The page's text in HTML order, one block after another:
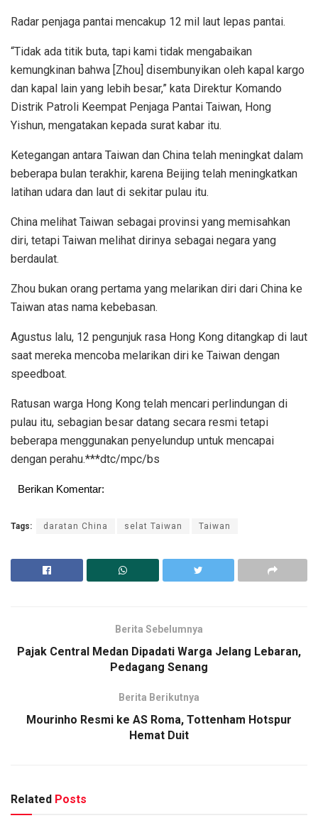
Radar penjaga pantai mencakup 12 mil laut lepas pantai.
“Tidak ada titik buta, tapi kami tidak mengabaikan
kemungkinan bahwa [Zhou] disembunyikan oleh kapal kargo
dan kapal lain yang lebih besar,” kata Direktur Komando
Distrik Patroli Keempat Penjaga Pantai Taiwan, Hong
Yishun, mengatakan kepada surat kabar itu.
Ketegangan antara Taiwan dan China telah meningkat dalam
beberapa bulan terakhir, karena Beijing telah meningkatkan
latihan udara dan laut di sekitar pulau itu.
China melihat Taiwan sebagai provinsi yang memisahkan
diri, tetapi Taiwan melihat dirinya sebagai negara yang
berdaulat.
Zhou bukan orang pertama yang melarikan diri dari China ke
Taiwan atas nama kebebasan.
Agustus lalu, 12 pengunjuk rasa Hong Kong ditangkap di laut
saat mereka mencoba melarikan diri ke Taiwan dengan
speedboat.
Ratusan warga Hong Kong telah mencari perlindungan di
pulau itu, sebagian besar datang secara resmi tetapi
beberapa menggunakan penyelundup untuk mencapai
dengan perahu.***dtc/mpc/bs
Berikan Komentar:
Tags: daratan China selat Taiwan Taiwan
Berita Sebelumnya
Pajak Central Medan Dipadati Warga Jelang Lebaran,
Pedagang Senang
Berita Berikutnya
Mourinho Resmi ke AS Roma, Tottenham Hotspur
Hemat Duit
Related Posts